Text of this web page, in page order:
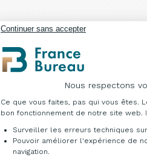
Continuer sans accepter
Nous respectons
Plateforme de Gestion
Ce que vous faites, pas qui vous êtes.
bon fonctionnement de notre site web.
Surveiller les erreurs techniques
Pouvoir améliorer l'expérience de
navigation.